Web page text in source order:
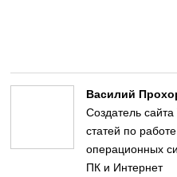
Василий
Создатель
статей по
операционных
ПК и Интернет